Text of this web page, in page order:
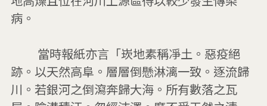
病。
跡。以天然高阜。層層倒懸淋漓一致。逐流歸
川。若銀河之倒瀉奔歸大海。所有數落之瓦